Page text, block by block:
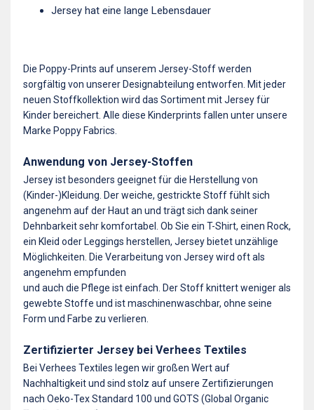
Jersey hat eine lange Lebensdauer
Die Poppy-Prints auf unserem Jersey-Stoff werden
sorgfältig von unserer Designabteilung entworfen. Mit jeder
neuen Stoffkollektion wird das Sortiment mit Jersey für
Kinder bereichert. Alle diese Kinderprints fallen unter unsere
Marke Poppy Fabrics.
Anwendung von Jersey-Stoffen
Jersey ist besonders geeignet für die Herstellung von
(Kinder-)Kleidung. Der weiche, gestrickte Stoff fühlt sich
angenehm auf der Haut an und trägt sich dank seiner
Dehnbarkeit sehr komfortabel. Ob Sie ein T-Shirt, einen Rock,
ein Kleid oder Leggings herstellen, Jersey bietet unzählige
Möglichkeiten. Die Verarbeitung von Jersey wird oft als
angenehm empfunden
und auch die Pflege ist einfach. Der Stoff knittert weniger als
gewebte Stoffe und ist maschinenwaschbar, ohne seine
Form und Farbe zu verlieren.
Zertifizierter Jersey bei Verhees Textiles
Bei Verhees Textiles legen wir großen Wert auf
Nachhaltigkeit und sind stolz auf unsere Zertifizierungen
nach Oeko-Tex Standard 100 und GOTS (Global Organic